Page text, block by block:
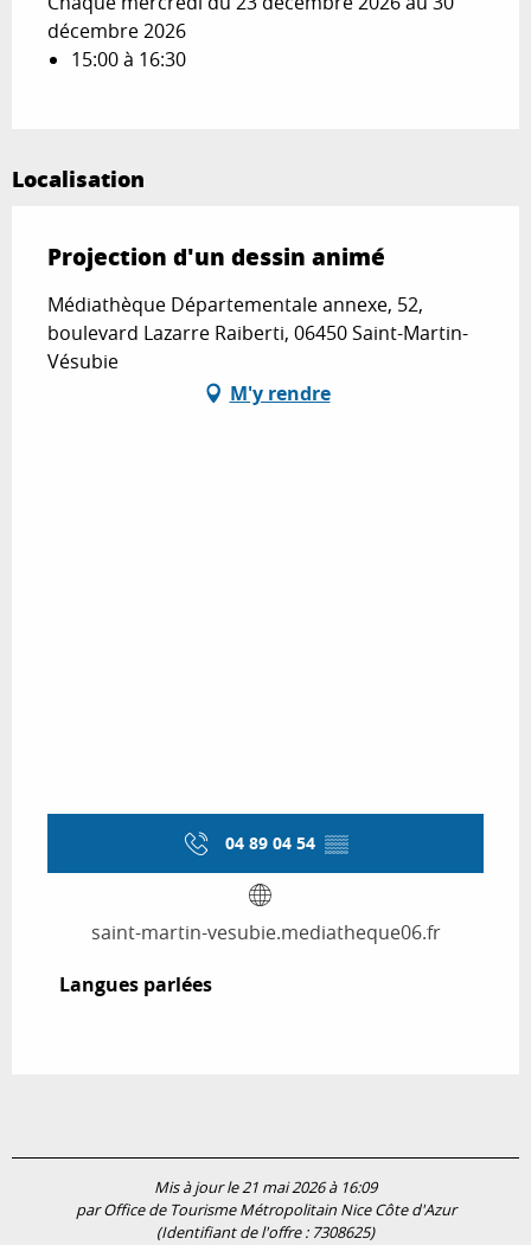
décembre 2026
15:00 à 16:30
Localisation
Projection d'un dessin animé
Médiathèque Départementale annexe, 52,
boulevard Lazarre Raiberti, 06450 Saint-Martin-
Vésubie
M'y rendre
04 89 04 54 ▒▒
saint-martin-vesubie.mediatheque06.fr
Langues parlées
Langues parlées
Mis à jour le 21 mai 2026 à 16:09
par Office de Tourisme Métropolitain Nice Côte d'Azur
(Identifiant de l'offre : 7308625)